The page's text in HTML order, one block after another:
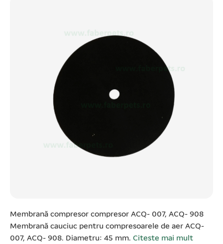
Membrană compresor compresor ACQ- 007, ACQ- 908
Membrană cauciuc pentru compresoarele de aer ACQ-
007, ACQ- 908. Diametru: 45 mm. Citeste mai mult